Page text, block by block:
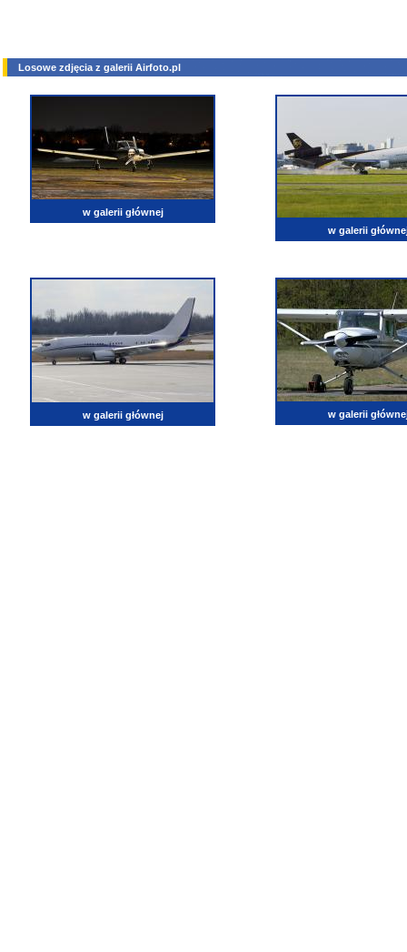
Losowe zdjęcia z galerii Airfoto.pl
w galerii głównej
w galerii
w galerii głównej w galerii